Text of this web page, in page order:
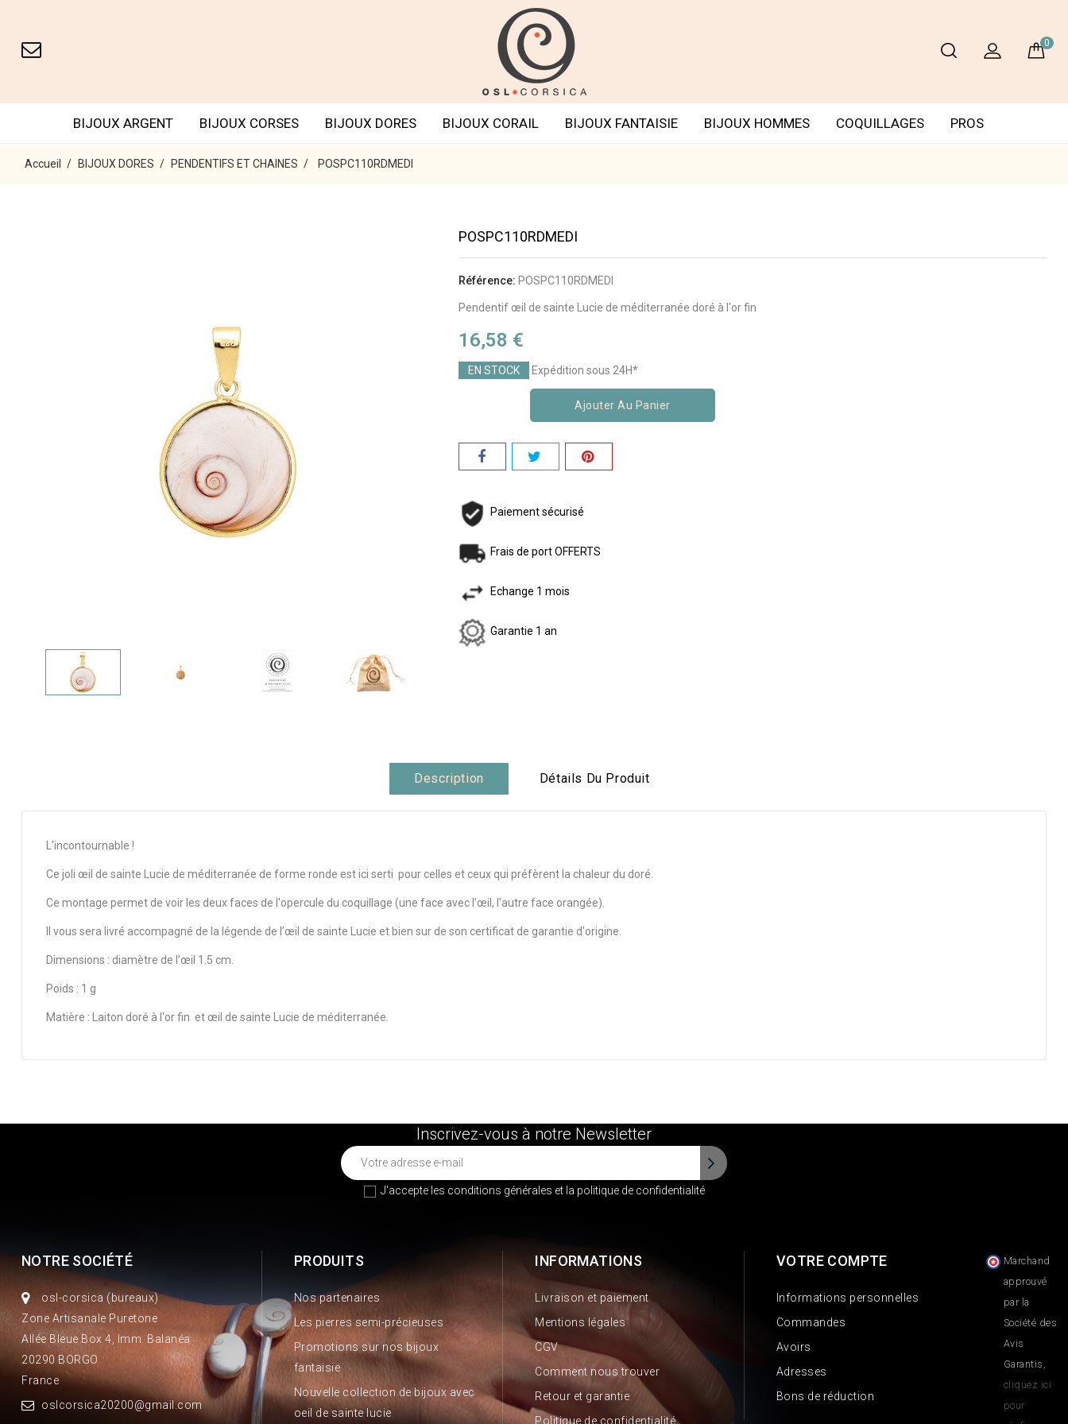
0
BIJOUX ARGENT BIJOUX CORSES BIJOUX DORES BIJOUX CORAIL BIJOUX FANTAISIE BIJOUX HOMMES COQUILLAGES PROS
Accueil BIJOUX DORES PENDENTIFS ET CHAINES POSPC110RDMEDI
POSPC110RDMEDI
Référence: POSPC110RDMEDI
Pendentif œil de sainte Lucie de méditerranée doré à l'or fin
16,58 €
EN STOCK Expédition sous 24H*
Ajouter Au Panier
Paiement sécurisé
Frais de port OFFERTS
Echange 1 mois
Garantie 1 an
Description Détails Du Produit
L'incontournable !
Ce joli œil de sainte Lucie de méditerranée de forme ronde est ici serti pour celles et ceux qui préfèrent la chaleur du doré.
Ce montage permet de voir les deux faces de l'opercule du coquillage (une face avec l’œil, l'autre face orangée).
Il vous sera livré accompagné de la légende de l’œil de sainte Lucie et bien sur de son certificat de garantie d'origine.
Dimensions : diamètre de l’œil 1.5 cm.
Poids : 1 g
Matière : Laiton doré à l'or fin et œil de sainte Lucie de méditerranée.
Inscrivez-vous à notre Newsletter
J'accepte les conditions générales et la politique de confidentialité
NOTRE SOCIÉTÉ
osl-corsica (bureaux)
Zone Artisanale Puretone
Allée Bleue Box 4, Imm. Balanéa
20290 BORGO
France
oslcorsica20200@gmail.com
PRODUITS
Nos partenaires
Les pierres semi-précieuses
Promotions sur nos bijoux
fantaisie
Nouvelle collection de bijoux avec
oeil de sainte lucie
INFORMATIONS
Livraison et paiement
Mentions légales
CGV
Comment nous trouver
Retour et garantie
Politique de confidentialité
VOTRE COMPTE
Informations personnelles
Commandes
Avoirs
Adresses
Bons de réduction
Marchand
approuvé
par la
Société des
Avis
Garantis,
cliquez ici
pour